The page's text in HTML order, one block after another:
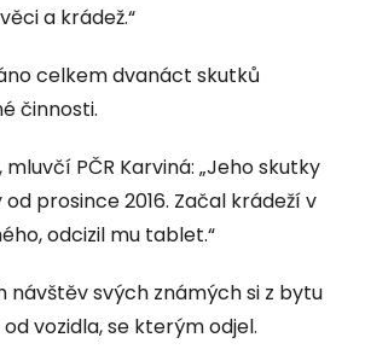
a krádež.“
celkem dvanáct skutků
činnosti.
PČR Karviná: „Jeho skutky
prosince 2016. Začal krádeží v
odcizil mu tablet.“
návštěv svých známých si z bytu
vozidla, se kterým odjel.